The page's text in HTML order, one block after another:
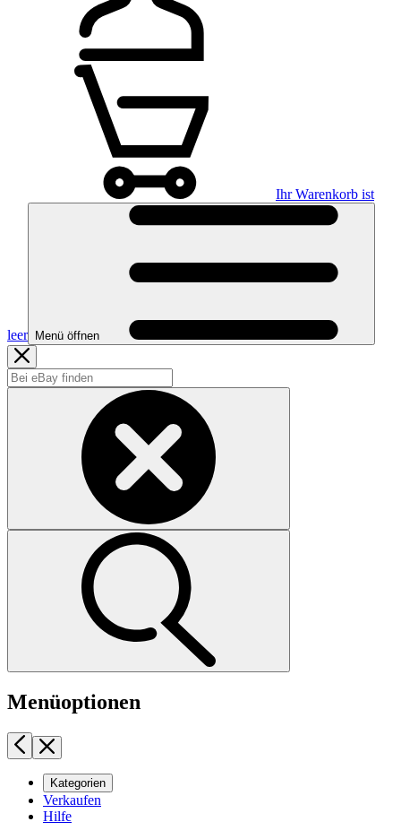
Ihr Warenkorb ist
leer Menü öffnen
Menüoptionen
Kategorien
Verkaufen
Hilfe